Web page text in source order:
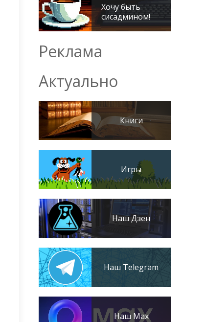
Хочу быть
сисадмином!
Реклама
Актуально
Книги
Игры
Наш Дзен
Наш Telegram
Наш Max